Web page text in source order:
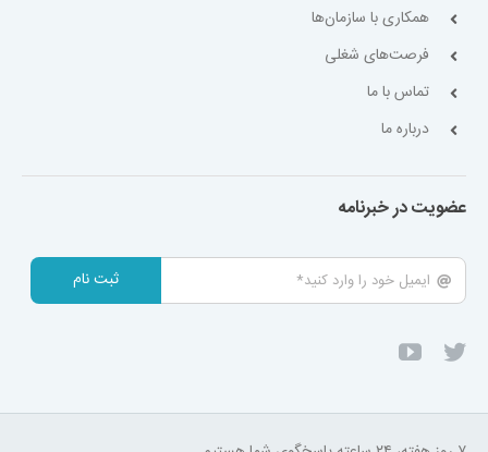
همکاری با سازمان‌ها
فرصت‌های شغلی
تماس با ما
درباره ما
عضویت در خبرنامه
ثبت نام